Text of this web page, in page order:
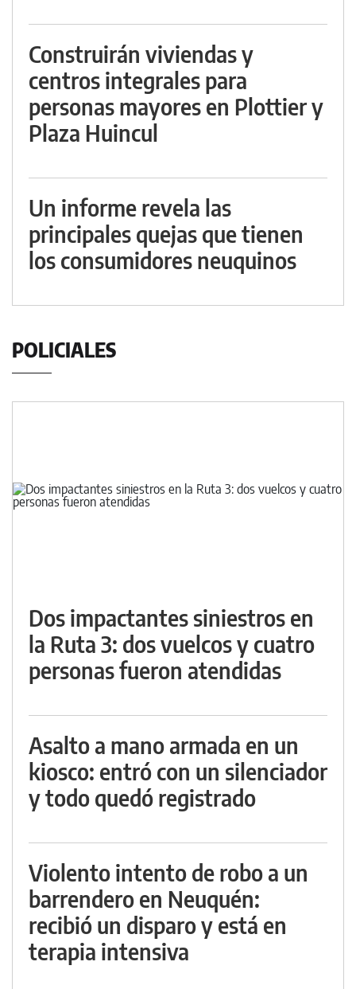
Construirán viviendas y
centros integrales para
personas mayores en Plottier y
Plaza Huincul
Un informe revela las
principales quejas que tienen
los consumidores neuquinos
POLICIALES
Dos impactantes siniestros en
la Ruta 3: dos vuelcos y cuatro
personas fueron atendidas
Asalto a mano armada en un
kiosco: entró con un silenciador
y todo quedó registrado
Violento intento de robo a un
barrendero en Neuquén:
recibió un disparo y está en
terapia intensiva